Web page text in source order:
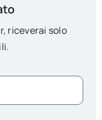
riceverai solo